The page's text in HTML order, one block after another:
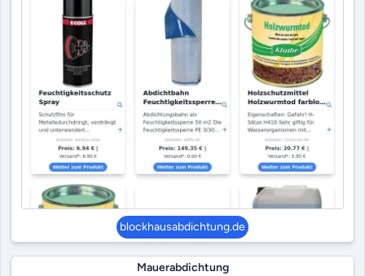
blockhausabdichtung.de
Mauerabdichtung